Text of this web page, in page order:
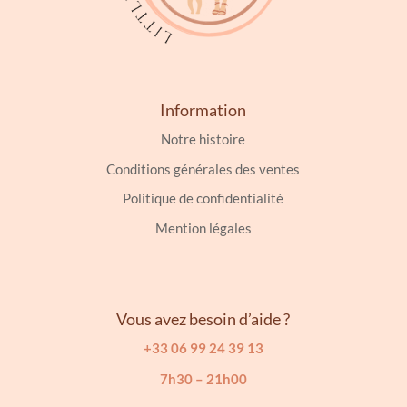
produit
Information
Notre histoire
Conditions générales des ventes
Politique de confidentialité
Mention légales
Vous avez besoin d’aide ?
+33 06 99 24 39 13
7h30 – 21h00